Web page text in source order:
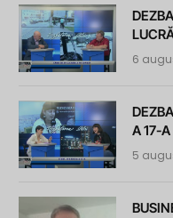
6
A 17-A
5